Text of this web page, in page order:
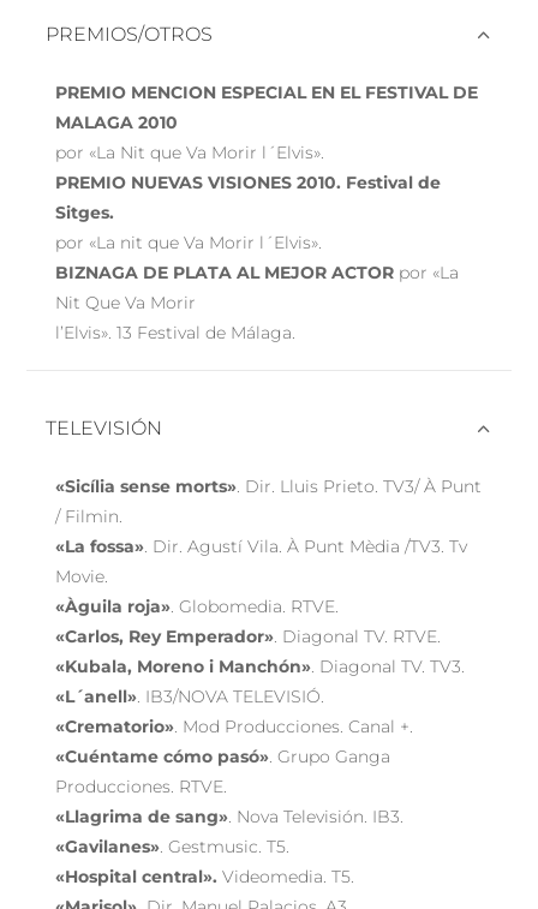
PREMIOS/OTROS
PREMIO MENCION ESPECIAL EN EL FESTIVAL DE
MALAGA 2010
por «La Nit que Va Morir l´Elvis».
PREMIO NUEVAS VISIONES 2010. Festival de
Sitges.
por «La nit que Va Morir l´Elvis».
BIZNAGA DE PLATA AL MEJOR ACTOR por «La
Nit Que Va Morir
l’Elvis». 13 Festival de Málaga.
TELEVISIÓN
«Sicília sense morts». Dir. Lluis Prieto. TV3/ À Punt
/ Filmin.
«La fossa». Dir. Agustí Vila. À Punt Mèdia /TV3. Tv
Movie.
«Àguila roja». Globomedia. RTVE.
«Carlos, Rey Emperador». Diagonal TV. RTVE.
«Kubala, Moreno i Manchón». Diagonal TV. TV3.
«L´anell». IB3/NOVA TELEVISIÓ.
«Crematorio». Mod Producciones. Canal +.
«Cuéntame cómo pasó». Grupo Ganga
Producciones. RTVE.
«Llagrima de sang». Nova Televisión. IB3.
«Gavilanes». Gestmusic. T5.
«Hospital central». Videomedia. T5.